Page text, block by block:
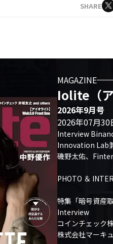
SHARE
MAGAZINE
Iolite（
2026年9月号
2026年07月30
Interview
Innovation Lab
磯野太佑、
PHOTO ＆
特集「暗号資産
Interview
コインチェック
株式会社マーキ